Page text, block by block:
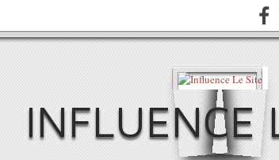
INFLUENCE